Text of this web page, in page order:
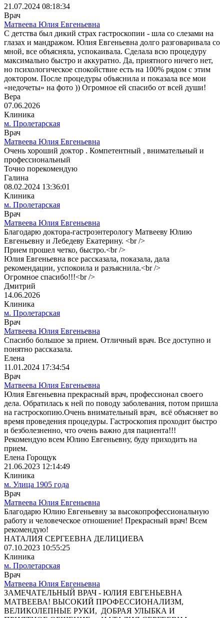
21.07.2024 08:18:34
Врач
Матвеева Юлия Евгеньевна
С детства был дикий страх гастроскопии - шла со слезами на
глазах и мандражом. Юлия Евгеньевна долго разговаривала со
мной, все объясняла, успокаивала. Сделала всю процедуру
максимально быстро и аккуратно. Да, приятного ничего нет,
но психологическое спокойствие есть на 100% рядом с этим
доктором. После процедуры объяснила и показала все мои
«недочеты» на фото )) Огромное ей спасибо от всей души!
Вера
07.06.2026
Клиника
м. Пролетарская
Врач
Матвеева Юлия Евгеньевна
Очень хороший доктор . Компетентный , внимательный и
профессиональный
Точно порекомендую
Галина
08.02.2024 13:36:01
Клиника
м. Пролетарская
Врач
Матвеева Юлия Евгеньевна
Благодарю доктора-гастроэнтерологу Матвееву Юлию
Евгеньевну и Лебедеву Екатерину. <br />
Прием прошел четко, быстро.<br />
Юлия Евгеньевна все рассказала, показала, дала
рекомендации, успокоила и разъяснила.<br />
Огромное спасибо!!!<br />
Дмитрий
14.06.2026
Клиника
м. Пролетарская
Врач
Матвеева Юлия Евгеньевна
Спасибо большое за прием. Отличный врач. Все доступно и
понятно рассказала.
Елена
11.01.2024 17:34:54
Врач
Матвеева Юлия Евгеньевна
Юлия Евгеньевна прекрасный врач, профессионал своего
дела. Обратилась к ней по поводу заболевания, потом пришла
на гастроскопию.Очень внимательный врач, всё объясняет во
время проведения процедуры. Гастроскопия проходит быстро
и безболезненно, что очень важно для пациента!!!
Рекомендую всем Юлию Евгеньевну, буду приходить на
прием.
Елена Горощук
21.06.2023 12:14:49
Клиника
м. Улица 1905 года
Врач
Матвеева Юлия Евгеньевна
Благодарю Юлию Евгеньевну за высокопрофессиональную
работу и человеческое отношение! Прекрасный врач! Всем
рекомендую!
НАТАЛИЯ СЕРГЕЕВНА ДЕЛИЦИЕВА
07.10.2023 10:55:25
Клиника
м. Пролетарская
Врач
Матвеева Юлия Евгеньевна
ЗАМЕЧАТЕЛЬНЫЙ ВРАЧ - ЮЛИЯ ЕВГЕНЬЕВНА
МАТВЕЕВА! ВЫСОКИЙ ПРОФЕССИОНАЛИЗМ,
ВЕЛИКОЛЕПНЫЕ РУКИ, ДОБРАЯ УЛЫБКА И